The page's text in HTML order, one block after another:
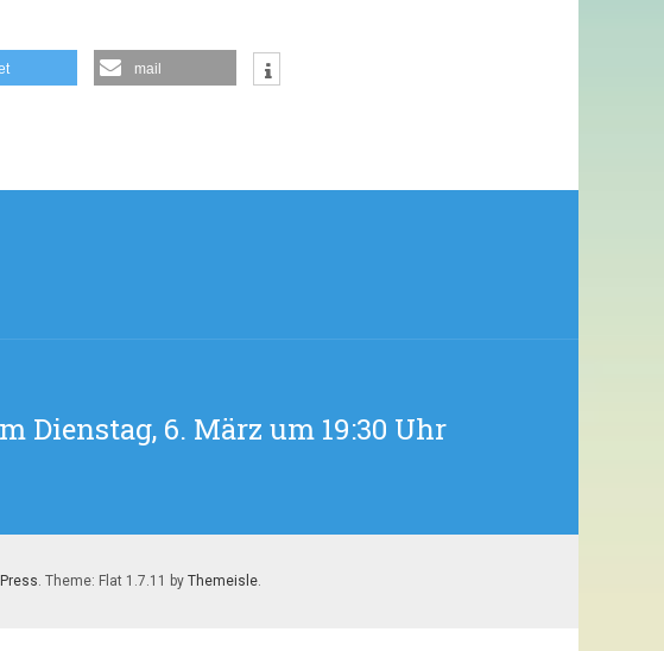
mail
Dienstag, 6. März um 19:30 Uhr
. Theme: Flat 1.7.11 by Themeisle.